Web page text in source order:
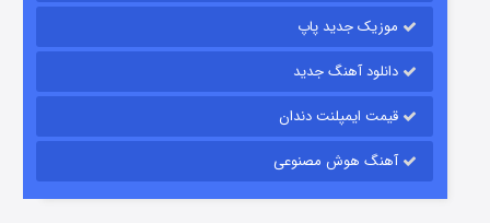
زیرزمین
موزیک جدید پاپ
دانلود آهنگ جدید
قیمت ایمپلنت دندان
آهنگ هوش مصنوعی